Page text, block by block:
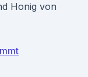
Honig von